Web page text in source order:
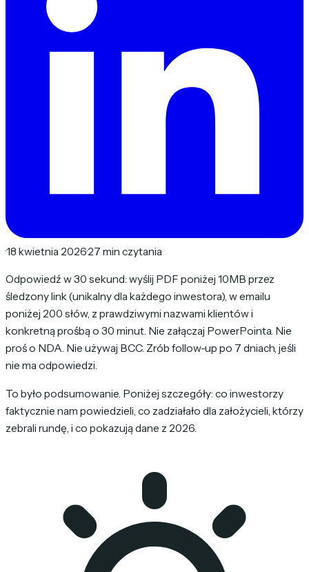
·18 kwietnia 2026·27 min czytania
Odpowiedź w 30 sekund: wyślij PDF poniżej 10MB przez
śledzony link (unikalny dla każdego inwestora), w emailu
poniżej 200 słów, z prawdziwymi nazwami klientów i
konkretną prośbą o 30 minut. Nie załączaj PowerPointa. Nie
proś o NDA. Nie używaj BCC. Zrób follow-up po 7 dniach, jeśli
nie ma odpowiedzi.
To było podsumowanie. Poniżej szczegóły: co inwestorzy
faktycznie nam powiedzieli, co zadziałało dla założycieli, którzy
zebrali rundę, i co pokazują dane z 2026.